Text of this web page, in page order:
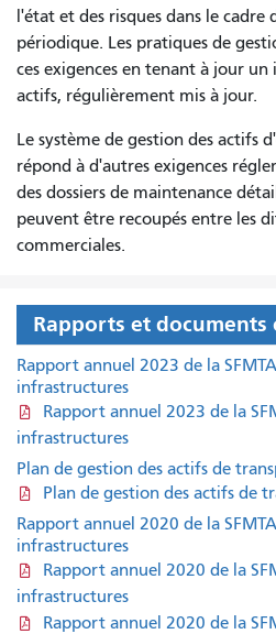
l'état et des risques dans le cadre
périodique. Les pratiques de
ces exigences en tenant à jour
actifs, régulièrement mis à jour.
Le système de gestion des actifs
répond à d'autres exigences
des dossiers de maintenance
peuvent être recoupés entre les
commerciales.
Rapports et documents
Rapport annuel 2023 de la
infrastructures
Rapport annuel 2023 de la
infrastructures
Plan de gestion des actifs de
Plan de gestion des actifs de
Rapport annuel 2020 de la
infrastructures
Rapport annuel 2020 de la
infrastructures
Rapport annuel 2020 de la